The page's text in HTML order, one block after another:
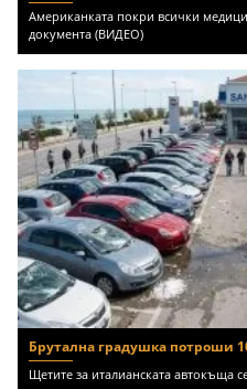
Американката покри всички
документа (ВИДЕО)
Брутална градушка потроши
Щетите за италианската автокъща